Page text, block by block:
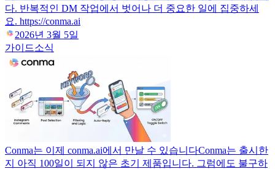
다. 반복적인 DM 작업에서 벗어나 더 중요한 일에 집중하세
요. https://conma.ai
2026년 3월 5일
가이드소식
Conma는 이제 conma.ai에서 만날 수 있습니다Conma는 출시한
지 아직 100일이 되지 않은 초기 제품입니다. 그럼에도 불구하